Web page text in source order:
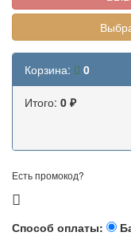
Корзина: 0
Итого: 0 ₽
Есть промокод?
Способ оплаты: